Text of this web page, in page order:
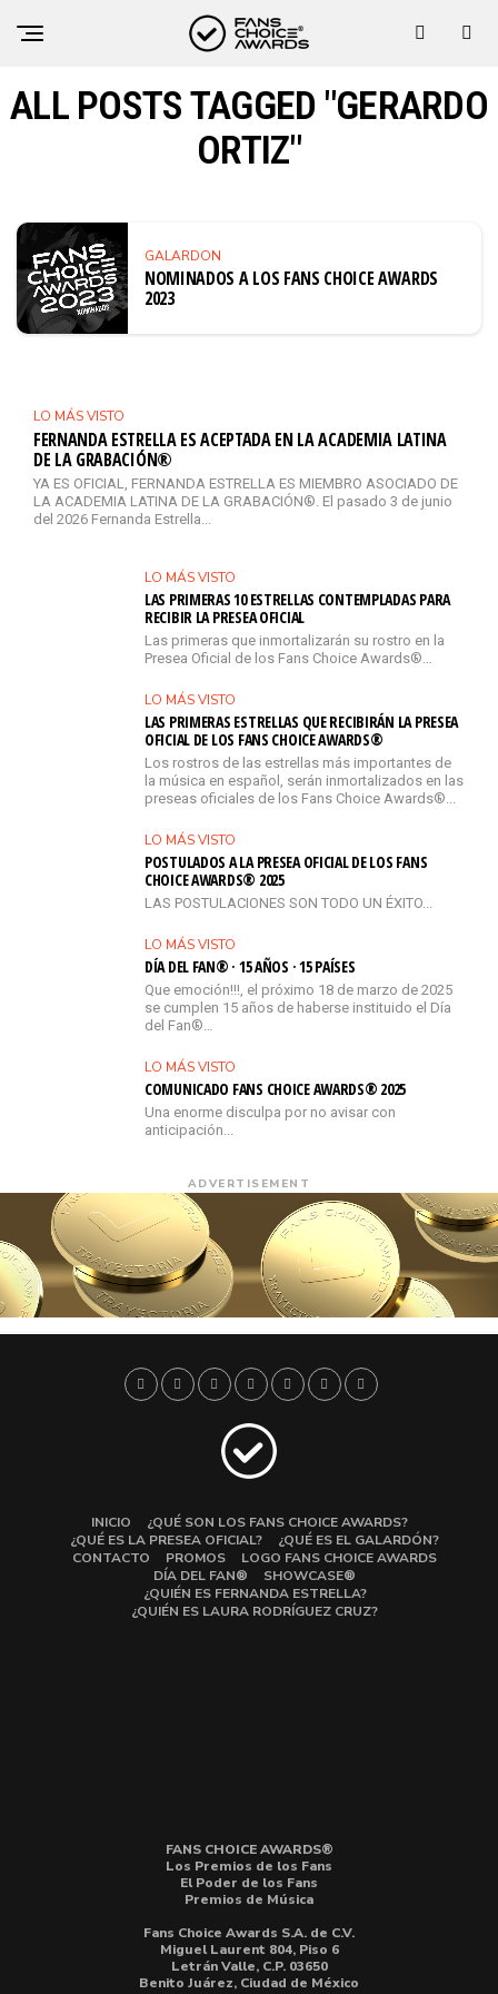
ALL POSTS TAGGED "GERARDO
ORTIZ"
GALARDON
NOMINADOS A LOS FANS CHOICE AWARDS
2023
LO MÁS VISTO
FERNANDA ESTRELLA ES ACEPTADA EN LA ACADEMIA LATINA
DE LA GRABACIÓN®
YA ES OFICIAL, FERNANDA ESTRELLA ES MIEMBRO ASOCIADO DE
LA ACADEMIA LATINA DE LA GRABACIÓN®. El pasado 3 de junio
del 2026 Fernanda Estrella...
LO MÁS VISTO
LAS PRIMERAS 10 ESTRELLAS CONTEMPLADAS PARA
RECIBIR LA PRESEA OFICIAL
Las primeras que inmortalizarán su rostro en la
Presea Oficial de los Fans Choice Awards®…
LO MÁS VISTO
LAS PRIMERAS ESTRELLAS QUE RECIBIRÁN LA PRESEA
OFICIAL DE LOS FANS CHOICE AWARDS®
Los rostros de las estrellas más importantes de
la música en español, serán inmortalizados en las
preseas oficiales de los Fans Choice Awards®...
LO MÁS VISTO
POSTULADOS A LA PRESEA OFICIAL DE LOS FANS
CHOICE AWARDS® 2025
LAS POSTULACIONES SON TODO UN ÉXITO...
LO MÁS VISTO
DÍA DEL FAN® · 15 AÑOS · 15 PAÍSES
Que emoción!!!, el próximo 18 de marzo de 2025
se cumplen 15 años de haberse instituido el Día
del Fan®…
LO MÁS VISTO
COMUNICADO FANS CHOICE AWARDS® 2025
Una enorme disculpa por no avisar con
anticipación...
ADVERTISEMENT
INICIO
¿QUÉ SON LOS FANS CHOICE AWARDS?
¿QUÉ ES LA PRESEA OFICIAL?
¿QUÉ ES EL GALARDÓN?
CONTACTO
PROMOS
LOGO FANS CHOICE AWARDS
DÍA DEL FAN®
SHOWCASE®
¿QUIÉN ES FERNANDA ESTRELLA?
¿QUIÉN ES LAURA RODRÍGUEZ CRUZ?
FANS CHOICE AWARDS®
Los Premios de los Fans
El Poder de los Fans
Premios de Música
Fans Choice Awards S.A. de C.V.
Miguel Laurent 804, Piso 6
Letrán Valle, C.P. 03650
Benito Juárez, Ciudad de México